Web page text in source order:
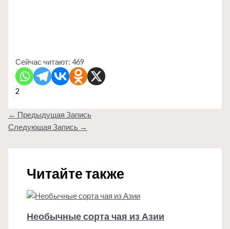
Сейчас читают: 469
2
← Предыдущая Запись
Следующая Запись →
Читайте также
Необычные сорта чая из Азии